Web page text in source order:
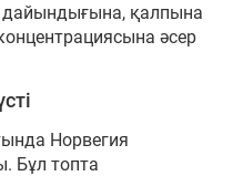
қалпына
әсер
Норвегия
Бұл топта